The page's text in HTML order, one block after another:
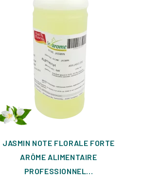
JASMIN NOTE FLORALE FORTE
ARÔME ALIMENTAIRE
PROFESSIONNEL...